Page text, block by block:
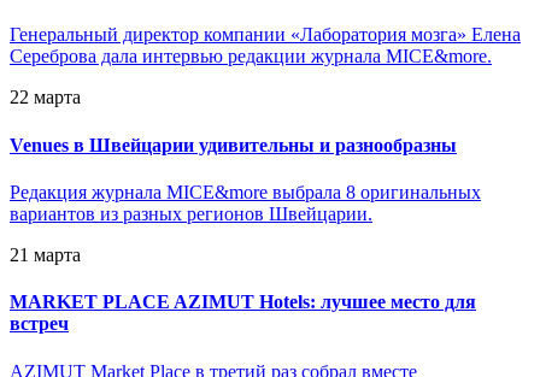
Генеральный директор компании «Лаборатория мозга» Елена
Сереброва дала интервью редакции журнала MICE&more.
22 марта
Venues в Швейцарии удивительны и разнообразны
Редакция журнала MICE&more выбрала 8 оригинальных
вариантов из разных регионов Швейцарии.
21 марта
MARKET PLACE AZIMUT Hotels: лучшее место для
встреч
AZIMUT Market Place в третий раз собрал вместе